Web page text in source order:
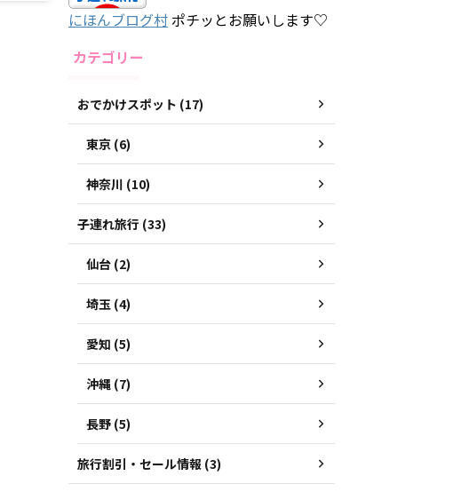
にほんブログ村 ポチッとお願いします♡
カテゴリー
おでかけスポット (17)
東京 (6)
神奈川 (10)
子連れ旅行 (33)
仙台 (2)
埼玉 (4)
愛知 (5)
沖縄 (7)
長野 (5)
旅行割引・セール情報 (3)